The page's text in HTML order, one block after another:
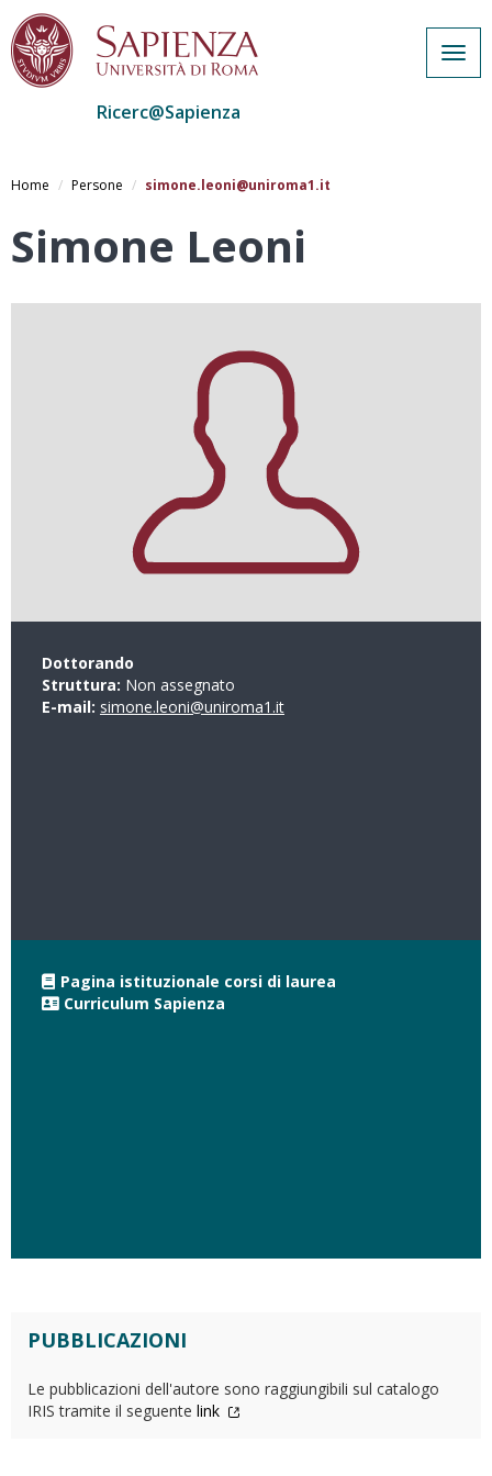
al
principale
Ricerc@Sapienza
Home Persone simone.leoni@uniroma1.it
Simone Leoni
Dottorando
Struttura: Non assegnato
E-mail: simone.leoni@uniroma1.it
Pagina istituzionale corsi di laurea
Curriculum Sapienza
PUBBLICAZIONI
Le pubblicazioni dell'autore sono raggiungibili sul catalogo
IRIS tramite il seguente link